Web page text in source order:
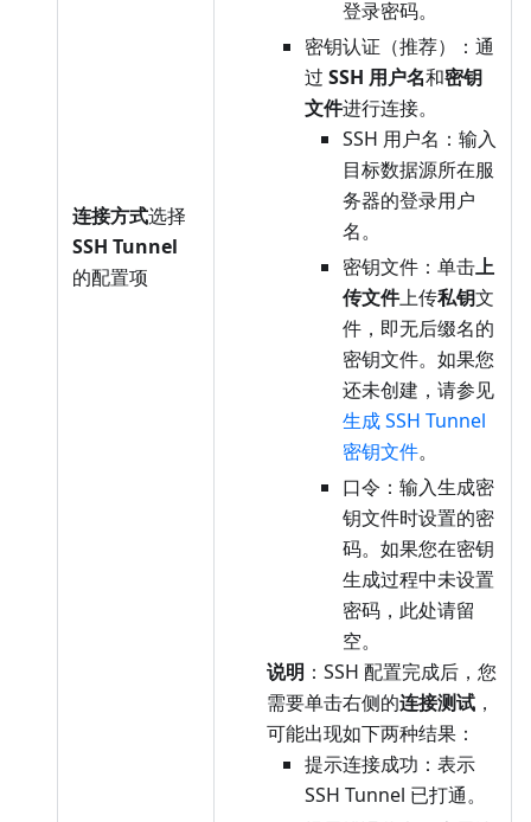
连接方式选择
SSH Tunnel
的配置项
登录密码。
密钥认证（推荐）：通
过 SSH 用户名和密钥
文件进行连接。
SSH 用户名：输入
目标数据源所在服
务器的登录用户
名。
密钥文件：单击上
传文件上传私钥文
件，即无后缀名的
密钥文件。如果您
还未创建，请参见
生成 SSH Tunnel
密钥文件。
口令：输入生成密
钥文件时设置的密
码。如果您在密钥
生成过程中未设置
密码，此处请留
空。
说明 ：SSH 配置完成后，您
需要单击右侧的连接测试 ，
可能出现如下两种结果：
提示连接成功：表示
SSH Tunnel 已打通。